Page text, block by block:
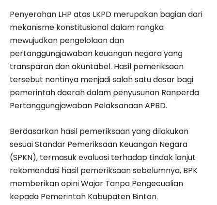
Penyerahan LHP atas LKPD merupakan bagian dari
mekanisme konstitusional dalam rangka
mewujudkan pengelolaan dan
pertanggungjawaban keuangan negara yang
transparan dan akuntabel. Hasil pemeriksaan
tersebut nantinya menjadi salah satu dasar bagi
pemerintah daerah dalam penyusunan Ranperda
Pertanggungjawaban Pelaksanaan APBD.
Berdasarkan hasil pemeriksaan yang dilakukan
sesuai Standar Pemeriksaan Keuangan Negara
(SPKN), termasuk evaluasi terhadap tindak lanjut
rekomendasi hasil pemeriksaan sebelumnya, BPK
memberikan opini Wajar Tanpa Pengecualian
kepada Pemerintah Kabupaten Bintan.